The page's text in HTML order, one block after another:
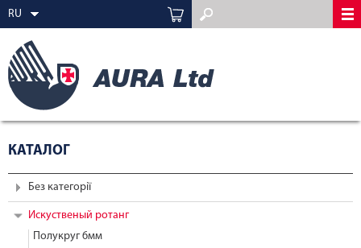
RU
КАТАЛОГ
Без категорії
Искуственый ротанг
Полукруг 6мм